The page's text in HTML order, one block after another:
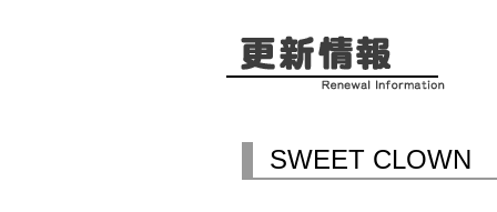
SWEET CLOWN